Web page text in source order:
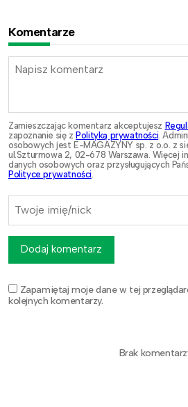
Komentarze
Zamieszczając komentarz akceptujesz
zapoznanie się z Polityką prywatności.
osobowych jest E-MAGAZYNY sp. z o.o. z
ul.Szturmowa 2, 02-678 Warszawa. Więcej
danych osobowych oraz przysługujących
Polityce prywatności.
Zapamiętaj moje dane w tej
kolejnych komentarzy.
Dodaj komentarz
Brak